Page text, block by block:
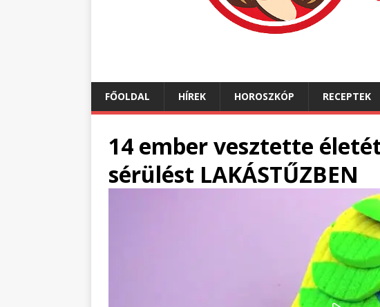
FŐOLDAL HÍREK HOROSZKÓP RECEPTEK
14 ember vesztette
sérülést LAKÁSTŰZBEN